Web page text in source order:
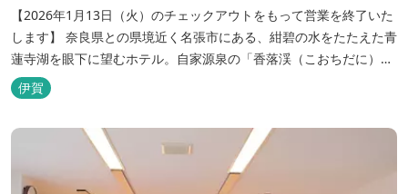
【2026年1月13日（火）のチェックアウトをもって営業を終了いた
します】 奈良県との県境近く名張市にある、紺碧の水をたたえた青
蓮寺湖を眼下に望むホテル。自家源泉の「香落渓（こおちだに）温
泉」は天然アルカリ泉。露天風呂から眺める湖は、遮るものがな
く、絶景と評判です。
伊賀